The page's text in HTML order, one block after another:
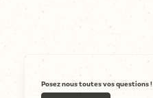
7.50€
15.00€
Posez nous toutes vos questions !